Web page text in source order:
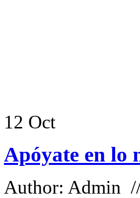
12 Oct
Apóyate en lo
Author: Admin